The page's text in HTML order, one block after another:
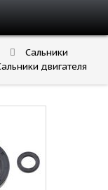
Сальники
двигателя